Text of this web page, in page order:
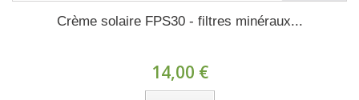
Crème solaire FPS30 - filtres minéraux...
14,00 €